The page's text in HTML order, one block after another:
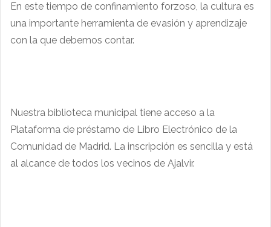
En este tiempo de confinamiento forzoso, la cultura es
una importante herramienta de evasión y aprendizaje
con la que debemos contar.
Nuestra biblioteca municipal tiene acceso a la
Plataforma de préstamo de Libro Electrónico de la
Comunidad de Madrid. La inscripción es sencilla y está
al alcance de todos los vecinos de Ajalvir.